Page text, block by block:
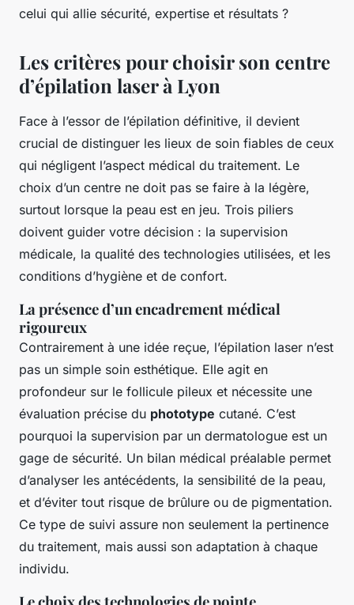
celui qui allie sécurité, expertise et résultats ?
Les critères pour choisir son centre
d’épilation laser à Lyon
Face à l’essor de l’épilation définitive, il devient
crucial de distinguer les lieux de soin fiables de ceux
qui négligent l’aspect médical du traitement. Le
choix d’un centre ne doit pas se faire à la légère,
surtout lorsque la peau est en jeu. Trois piliers
doivent guider votre décision : la supervision
médicale, la qualité des technologies utilisées, et les
conditions d’hygiène et de confort.
La présence d’un encadrement médical
rigoureux
Contrairement à une idée reçue, l’épilation laser n’est
pas un simple soin esthétique. Elle agit en
profondeur sur le follicule pileux et nécessite une
évaluation précise du phototype cutané. C’est
pourquoi la supervision par un dermatologue est un
gage de sécurité. Un bilan médical préalable permet
d’analyser les antécédents, la sensibilité de la peau,
et d’éviter tout risque de brûlure ou de pigmentation.
Ce type de suivi assure non seulement la pertinence
du traitement, mais aussi son adaptation à chaque
individu.